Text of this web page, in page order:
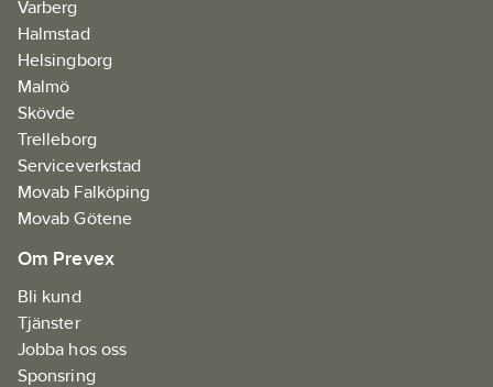
Varberg
Halmstad
Helsingborg
Malmö
Skövde
Trelleborg
Serviceverkstad
Movab Falköping
Movab Götene
Om Prevex
Bli kund
Tjänster
Jobba hos oss
Sponsring